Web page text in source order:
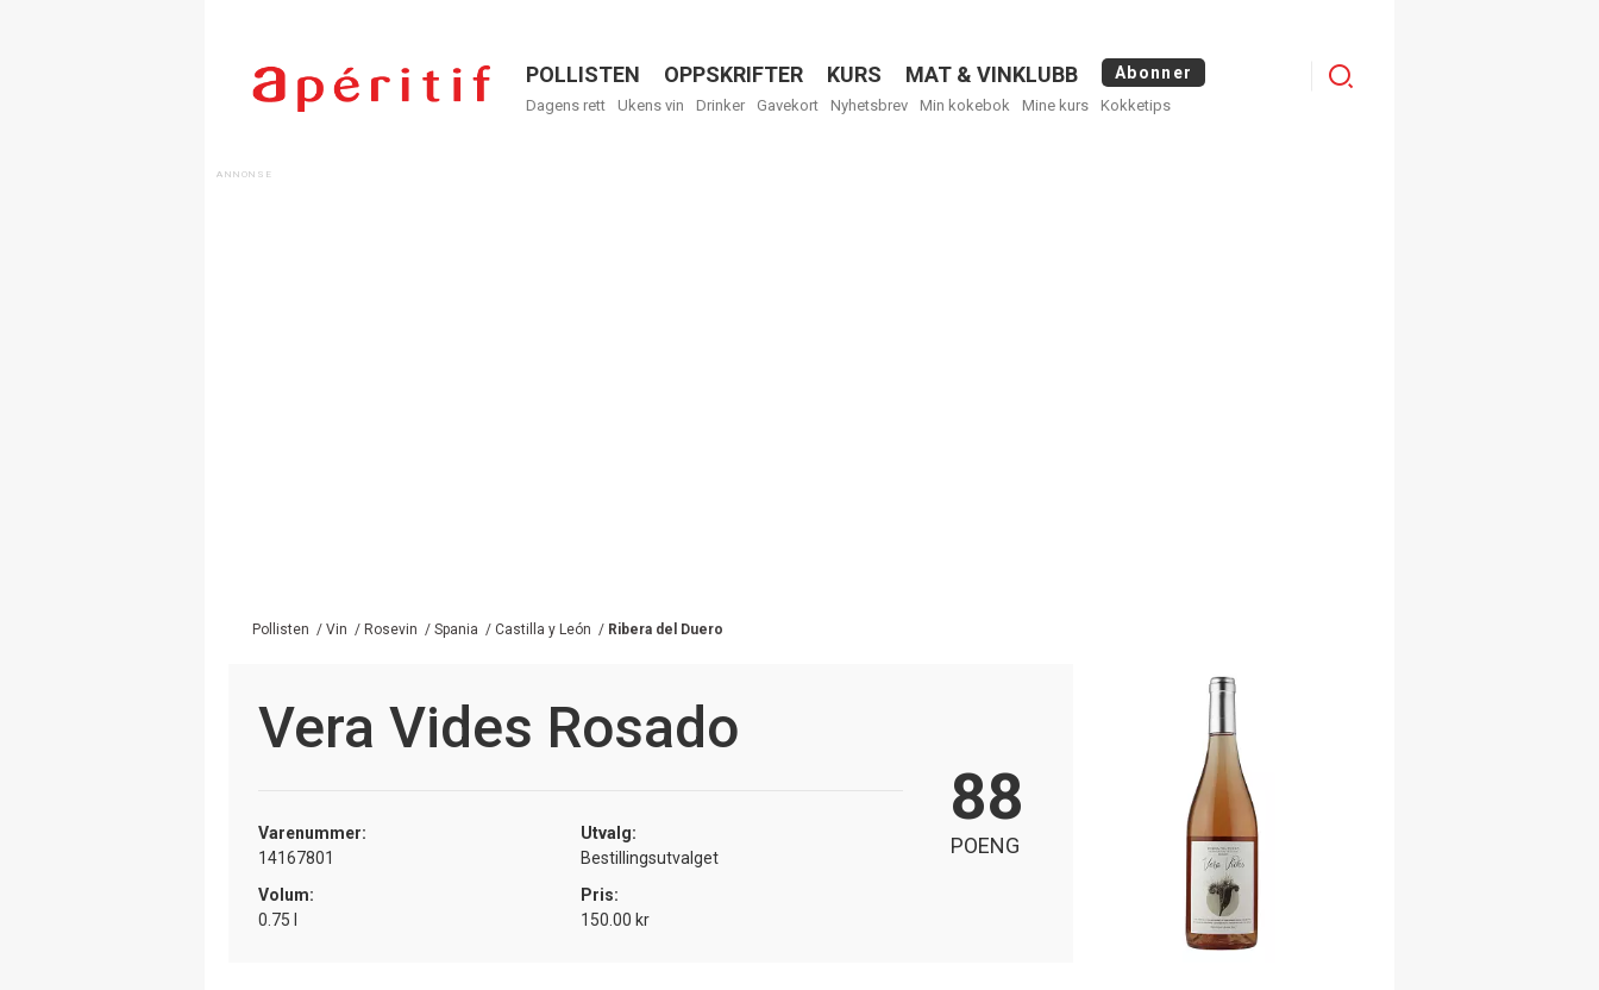
Menu
POLLISTEN OPPSKRIFTER KURS MAT & VINKLUBB Abonner
Dagens rett Ukens vin Drinker Gavekort Nyhetsbrev Min kokebok Mine kurs Kokketips
Menu
Pollisten / Vin / Rosevin / Spania / Castilla y León / Ribera del Duero
Vera Vides Rosado
Varenummer:
14167801
Utvalg:
Bestillingsutvalget
Volum:
0.75 l
Pris:
150.00 kr
88
POENG